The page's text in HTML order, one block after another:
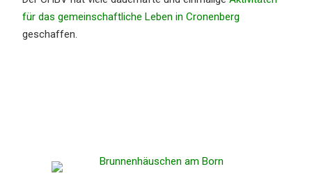
für das gemein­schaft­li­che Leben in Cronen­berg
geschaffen.